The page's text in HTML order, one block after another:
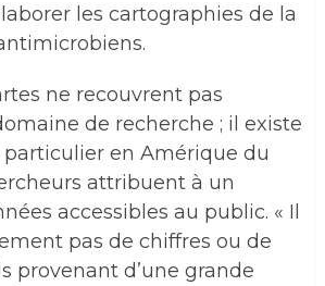
les cartographies de la
ne recouvrent pas
de recherche ; il existe
particulier en Amérique du
attribuent à un
accessibles au public. « Il
pas de chiffres ou de
provenant d’une grande